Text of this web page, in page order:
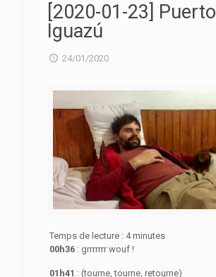
[2020-01-23] Puerto
Iguazú
24/01/2020
Temps de lecture : 4 minutes
00h36: grrrrrrr wouf !
01h41 : (tourne, tourne, retourne)